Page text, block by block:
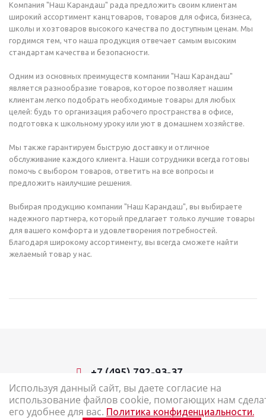
Компания "Наш Карандаш" рада предложить своим клиентам
широкий ассортимент канцтоваров, товаров для офиса, бизнеса,
школы и хозтоваров высокого качества по доступным ценам. Мы
гордимся тем, что наша продукция отвечает самым высоким
стандартам качества и безопасности.
Одним из основных преимуществ компании "Наш Карандаш"
является разнообразие товаров, которое позволяет нашим
клиентам легко подобрать необходимые товары для любых
целей: будь то организация рабочего пространства в офисе,
подготовка к школьному уроку или уют в домашнем хозяйстве.
Мы также гарантируем быструю доставку и отличное
обслуживание каждого клиента. Наши сотрудники всегда готовы
помочь с выбором товаров, ответить на все вопросы и
предложить наилучшие решения.
Выбирая продукцию компании "Наш Карандаш", вы выбираете
надежного партнера, который предлагает только лучшие товары
для вашего комфорта и удовлетворения потребностей.
Благодаря широкому ассортименту, вы всегда сможете найти
желаемый товар у нас.
+7 (495) 792-93-37
2026 © Наш Карандаш: интернет-магазин канцелярских товаров
Используя данный сайт, вы даете согласие на
использование файлов cookie, помогающих нам
его удобнее для вас. Политика конфиденциальности.